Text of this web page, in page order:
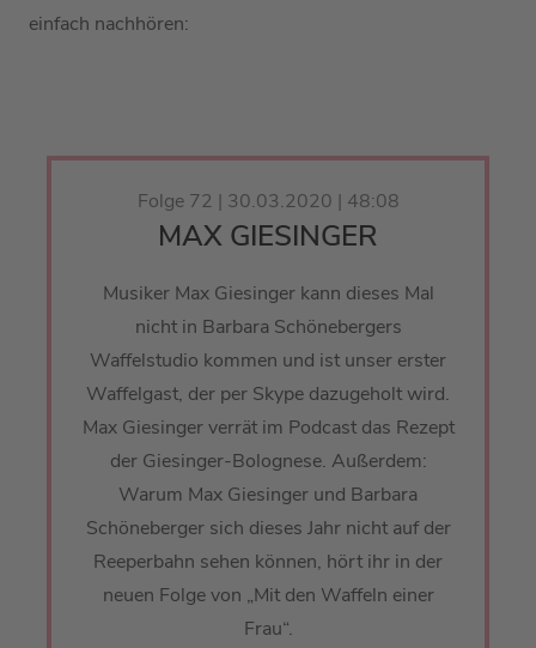
einfach nachhören:
Folge 72 | 30.03.2020 | 48:08
MAX GIESINGER
Musiker Max Giesinger kann dieses Mal
nicht in Barbara Schönebergers
Waffelstudio kommen und ist unser erster
Waffelgast, der per Skype dazugeholt wird.
Max Giesinger verrät im Podcast das Rezept
der Giesinger-Bolognese. Außerdem:
Warum Max Giesinger und Barbara
Schöneberger sich dieses Jahr nicht auf der
Reeperbahn sehen können, hört ihr in der
neuen Folge von „Mit den Waffeln einer
Frau“.